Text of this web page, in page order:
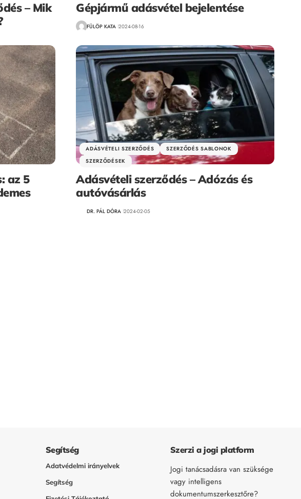
– Mik
Gépjármű adásvétel bejelentése
FÜLÖP KATA 2024-08-16
az 5
ADÁSVÉTELI SZERZŐDÉS
SZERZŐDÉS SABLONOK
SZERZŐDÉSEK
Adásvételi szerződés – Adózás és
autóvásárlás
DR. PÁL DÓRA 2024-02-05
Segítség
Adatvédelmi irányelvek
Segítség
Szerzi a jogi platform
Jogi tanácsadásra van szüksége
vagy intelligens
dokumentumszerkesztőre?